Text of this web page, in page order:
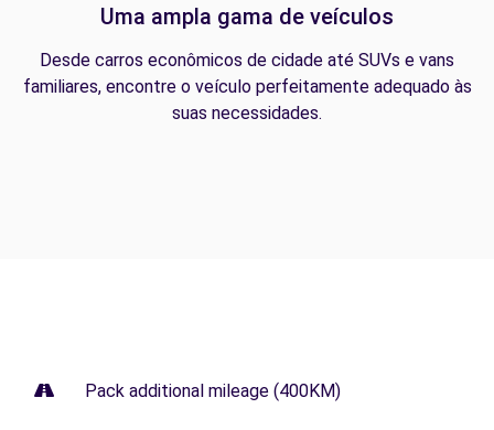
Uma ampla gama de veículos
Desde carros econômicos de cidade até SUVs e vans
familiares, encontre o veículo perfeitamente adequado às
suas necessidades.
Pack additional mileage (400KM)